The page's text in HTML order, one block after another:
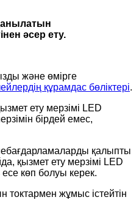
әсер ету.
және өмірге
құрамдас бөліктері.
ету мерзімі LED
бірдей емес,
қалыпты
қызмет ету мерзімі LED
көп болуы керек.
жұмыс істейтін